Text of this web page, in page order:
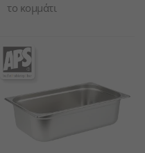
το κομμάτι